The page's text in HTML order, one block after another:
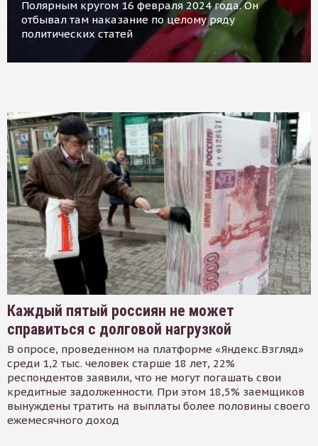
Полярным кругом 16 февраля 2024 года. Он
отбывал там наказание по целому ряду
политических статей
Каждый пятый россиян не может
справиться с долговой нагрузкой
В опросе, проведенном на платформе «Яндекс.Взгляд»
среди 1,2 тыс. человек старше 18 лет, 22%
респондентов заявили, что не могут погашать свои
кредитные задолженности. При этом 18,5% заемщиков
вынуждены тратить на выплаты более половины своего
ежемесячного доход